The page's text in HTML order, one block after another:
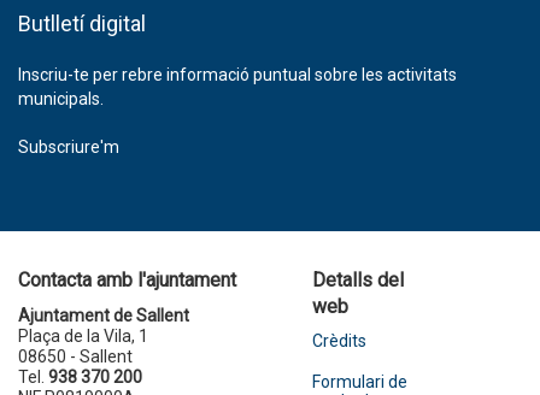
Butlletí digital
Inscriu-te per rebre informació puntual sobre les activitats
municipals.
Subscriure'm
Contacta amb l'ajuntament
Ajuntament de Sallent
Plaça de la Vila, 1
08650 - Sallent
Tel. 938 370 200
Detalls del
web
Crèdits
Formulari de